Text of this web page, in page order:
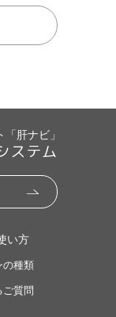
肝ナビ」
ステム
い方
の種類
ご質問